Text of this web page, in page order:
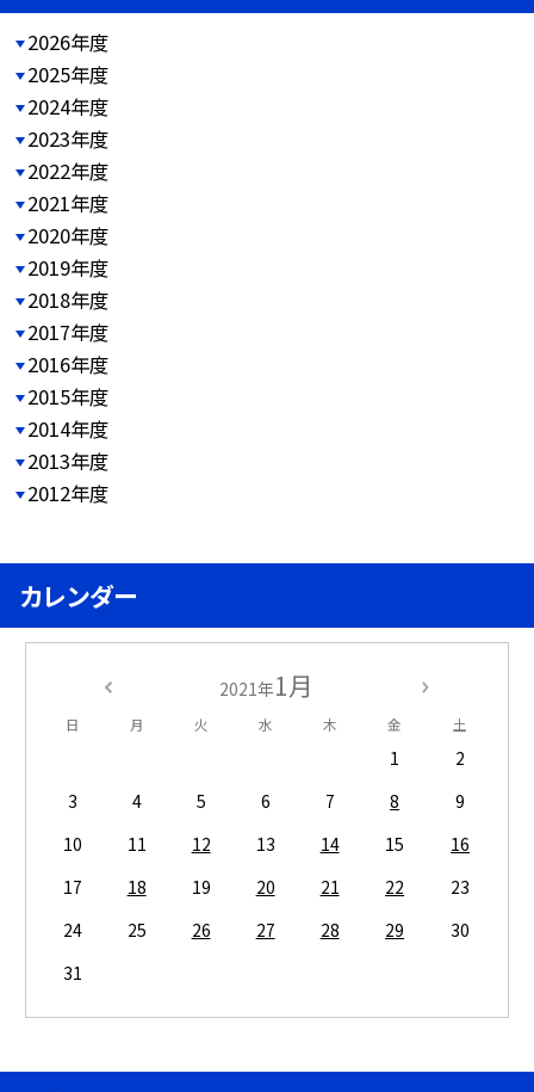
2026年度
2025年度
2024年度
2023年度
2022年度
2021年度
2020年度
2019年度
2018年度
2017年度
2016年度
2015年度
2014年度
2013年度
2012年度
カレンダー
2021年1月
日 月 火 水 木 金 土
1
2
3
4 5 6 7 8
9
10
11 12 13 14 15
16
17
18 19 20 21 22
23
24
25 26 27 28 29
30
31